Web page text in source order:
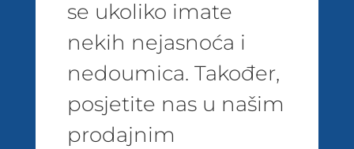
se ukoliko imate
nekih nejasnoća i
nedoumica. Također,
posjetite nas u našim
prodajnim